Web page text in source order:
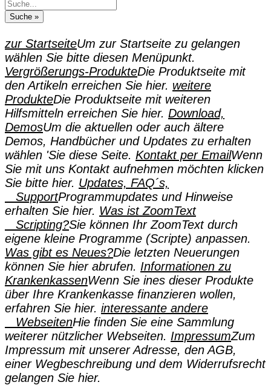
zur StartseiteUm zur Startseite zu gelangen
wählen Sie bitte diesen Menüpunkt.
Vergrößerungs-ProdukteDie Produktseite mit
den Artikeln erreichen Sie hier. weitere
ProdukteDie Produktseite mit weiteren
Hilfsmitteln erreichen Sie hier. Download,
DemosUm die aktuellen oder auch ältere
Demos, Handbücher und Updates zu erhalten
wählen 'Sie diese Seite. Kontakt per EmailWenn
Sie mit uns Kontakt aufnehmen möchten klicken
Sie bitte hier. Updates, FAQ´s,
SupportProgrammupdates und Hinweise
erhalten Sie hier. Was ist ZoomText
Scripting?Sie können Ihr ZoomText durch
eigene kleine Programme (Scripte) anpassen.
Was gibt es Neues?Die letzten Neuerungen
können Sie hier abrufen. Informationen zu
KrankenkassenWenn Sie ines dieser Produkte
über Ihre Krankenkasse finanzieren wollen,
erfahren Sie hier. interessante andere
WebseitenHie finden Sie eine Sammlung
weiterer nützlicher Webseiten. ImpressumZum
Impressum mit unserer Adresse, den AGB,
einer Wegbeschreibung und dem Widerrufsrecht
gelangen Sie hier.